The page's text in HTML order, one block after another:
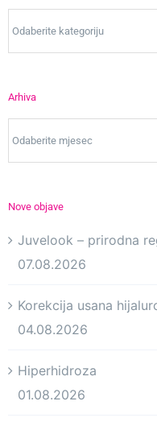
Arhiva
Nove objave
Juvelook – prirodna
07.08.2026
Korekcija usana
04.08.2026
Hiperhidroza
01.08.2026